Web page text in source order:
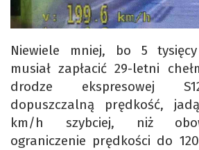
Niewiele mniej, bo 5
musiał zapłacić 29-letni
drodze ekspresowej
dopuszczalną prędkość,
km/h szybciej, niż
ograniczenie prędkości do